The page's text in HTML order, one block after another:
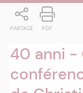
PARTAGE PDF
40 anni -